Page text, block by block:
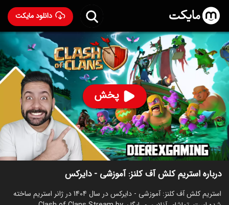
دانلود مایکت
پخش
استریم کلش آف کلنز: آموزشی - دایرکسساخت 1404
۶۰ 79
ساخت ایران سال 1404
رده سنی ۱۳+
استریم
توضیحات قسمت‌ها سریال‌های مشابه
درباره استریم کلش آف کلنز: آموزشی - دایرکس
استریم کلش آف کلنز: آموزشی - دایرکس در سال 1404 در ژانر استریم ساخته